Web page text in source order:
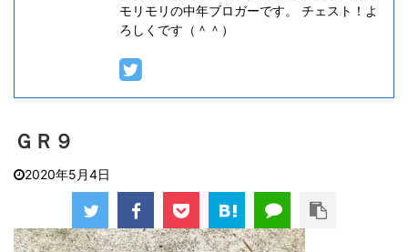
モリモリの中年ブロガーです。 チェスト！よ
ろしくです（＾＾）
ＧＲ９
2020年5月4日